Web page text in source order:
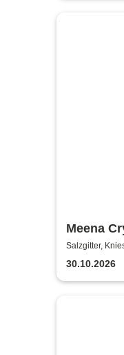
Meena
Salzgitter,
30.10.2026